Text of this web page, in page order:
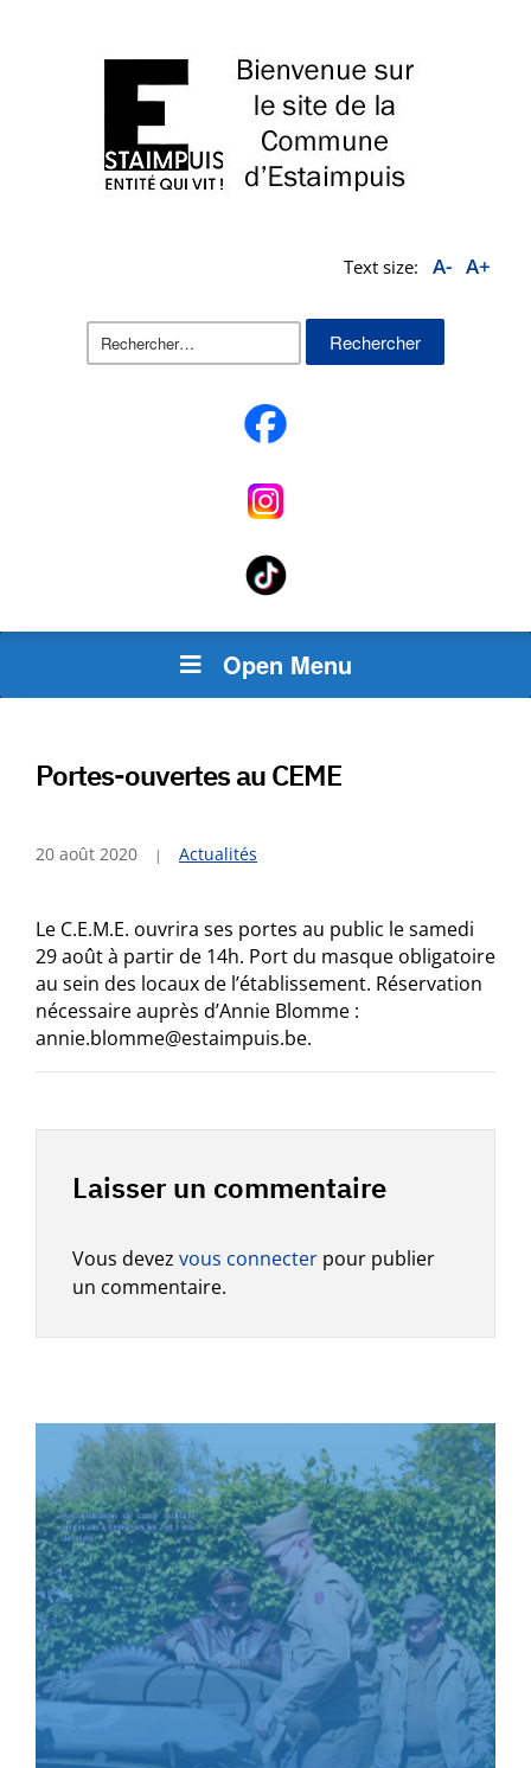
Text size: A- A+
Rechercher :
Open Menu
Portes-ouvertes au CEME
20 août 2020 Actualités
Le C.E.M.E. ouvrira ses portes au public le samedi
29 août à partir de 14h. Port du masque obligatoire
au sein des locaux de l’établissement. Réservation
nécessaire auprès d’Annie Blomme :
annie.blomme@estaimpuis.be.
Laisser un commentaire
Vous devez vous connecter pour publier
un commentaire.